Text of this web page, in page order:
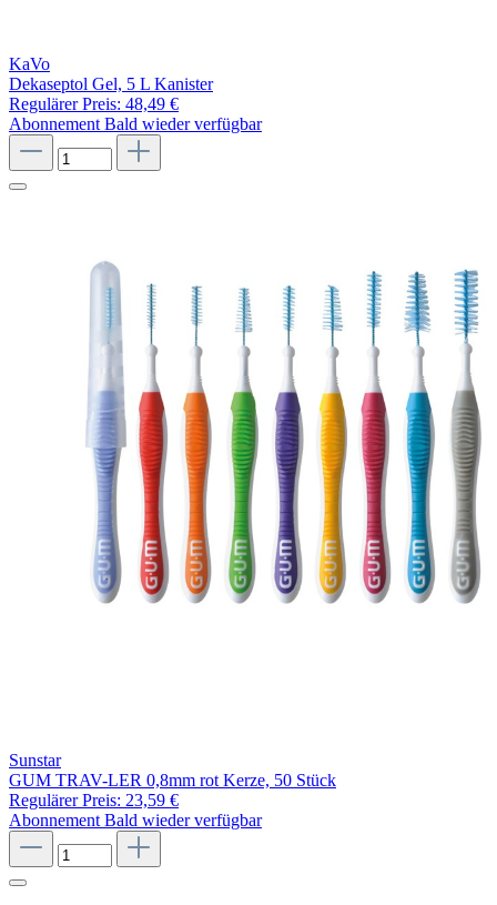
KaVo
Dekaseptol Gel, 5 L Kanister
Regulärer Preis: 48,49 €
Abonnement Bald wieder verfügbar
Sunstar
GUM TRAV-LER 0,8mm rot Kerze, 50 Stück
Regulärer Preis: 23,59 €
Abonnement Bald wieder verfügbar